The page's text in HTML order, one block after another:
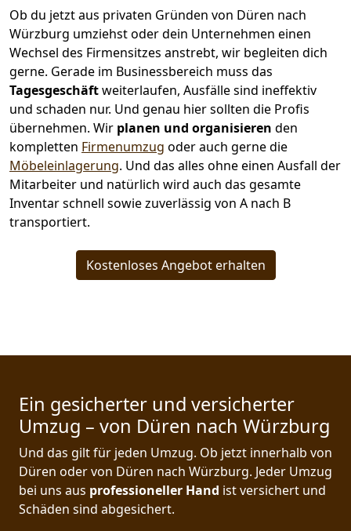
Ob du jetzt aus privaten Gründen von Düren nach
Würzburg umziehst oder dein Unternehmen einen
Wechsel des Firmensitzes anstrebt, wir begleiten dich
gerne. Gerade im Businessbereich muss das
Tagesgeschäftweiterlaufen, Ausfälle sind ineffektiv
und schaden nur. Und genau hier sollten die Profis
übernehmen. Wir planen und organisieren den
kompletten Firmenumzug oder auch gerne die
Möbeleinlagerung. Und das alles ohne einen Ausfall der
Mitarbeiter und natürlich wird auch das gesamte
Inventar schnell sowie zuverlässig von A nach B
transportiert.
Kostenloses Angebot erhalten
Ein gesicherter und versicherter
Umzug – von Düren nach Würzburg
Und das gilt für jeden Umzug. Ob jetzt innerhalb von
Düren oder von Düren nach Würzburg. Jeder Umzug
bei uns aus professioneller Hand ist versichert und
Schäden sind abgesichert.